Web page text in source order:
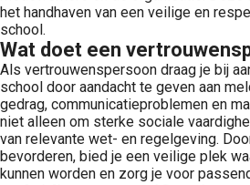
het handhaven van een veilige en
school.
Wat doet een
Als vertrouwenspersoon draag je bij
school door aandacht te geven aan
gedrag, communicatieproblemen en
niet alleen om sterke sociale
van relevante wet- en regelgeving.
bevorderen, bied je een veilige plek
kunnen worden en zorg je voor
de
Hierdoor
website-
van